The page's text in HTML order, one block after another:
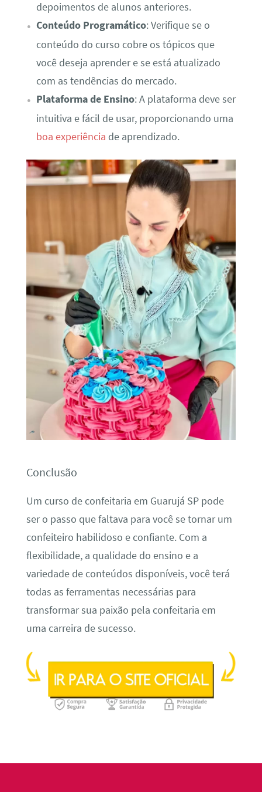
depoimentos de alunos anteriores.
Conteúdo Programático: Verifique se o
conteúdo do curso cobre os tópicos que
você deseja aprender e se está atualizado
com as tendências do mercado.
Plataforma de Ensino: A plataforma deve ser
intuitiva e fácil de usar, proporcionando uma
boa experiência de aprendizado.
Conclusão
Um curso de confeitaria em Guarujá SP pode
ser o passo que faltava para você se tornar um
confeiteiro habilidoso e confiante. Com a
flexibilidade, a qualidade do ensino e a
variedade de conteúdos disponíveis, você terá
todas as ferramentas necessárias para
transformar sua paixão pela confeitaria em
uma carreira de sucesso.